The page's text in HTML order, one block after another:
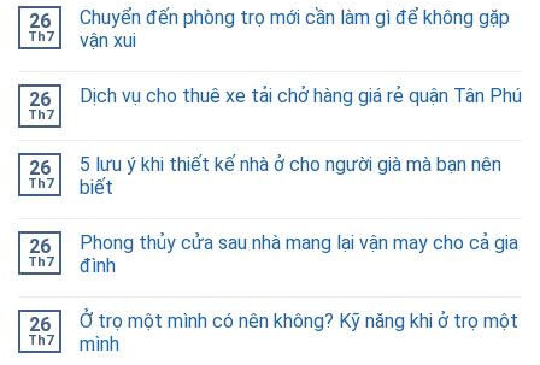
26
Th7
Chuyển đến phòng trọ mới cần làm gì để không gặp
vận xui
26
Th7
Dịch vụ cho thuê xe tải chở hàng giá rẻ quận Tân Phú
26
Th7
5 lưu ý khi thiết kế nhà ở cho người già mà bạn nên
biết
26
Th7
Phong thủy cửa sau nhà mang lại vận may cho cả gia
đình
26
Th7
Ở trọ một mình có nên không? Kỹ năng khi ở trọ một
mình